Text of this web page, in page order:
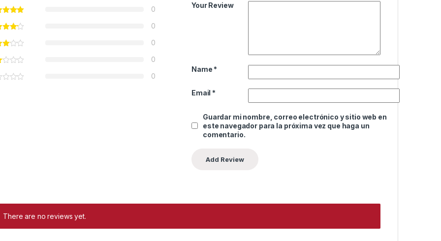
0
0
0
0
0
Your Review
Name *
Email *
Guardar mi nombre, correo electrónico y sitio web en
este navegador para la próxima vez que haga un
comentario.
There are no reviews yet.